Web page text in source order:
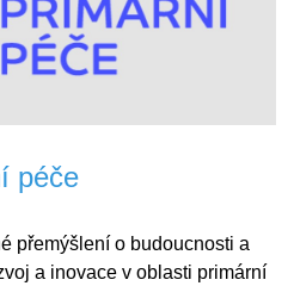
péče
přemýšlení o budoucnosti a
a inovace v oblasti primární